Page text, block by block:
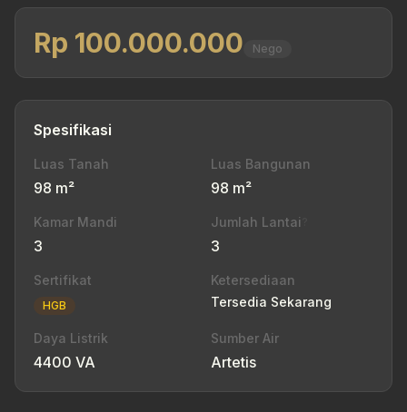
Rp 100.000.000 Nego
Spesifikasi
Luas Tanah
98 m²
Luas Bangunan
98 m²
Kamar Mandi
3
Jumlah Lantai
3
Sertifikat
HGB
Ketersediaan
Tersedia Sekarang
Daya Listrik
4400 VA
Sumber Air
Artetis